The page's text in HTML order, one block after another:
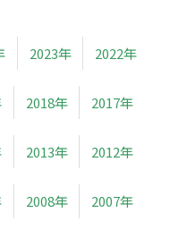
2023年 2022年
2018年 2017年
2013年 2012年
2008年 2007年